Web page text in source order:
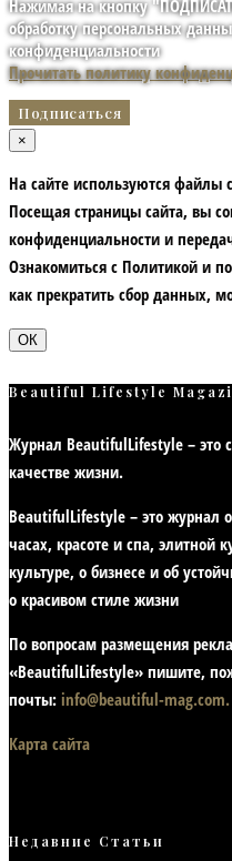
Нажимая на кнопку
обработку персональных
конфиденциальности
Прочитать политику
×
На сайте используются файлы
Посещая страницы сайта, вы
конфиденциальности и
Ознакомиться с Политикой и
как прекратить сбор данных,
ОК
Beautiful Lifestyle
Журнал BeautifulLifestyle – это
качестве жизни.
BeautifulLifestyle – это
часах, красоте и спа, элитной
культуре, о бизнесе и об
о красивом стиле жизни
По вопросам размещения
«BeautifulLifestyle» пишите,
почты: info@beautiful-mag.com.
Карта сайта
Недавние Статьи